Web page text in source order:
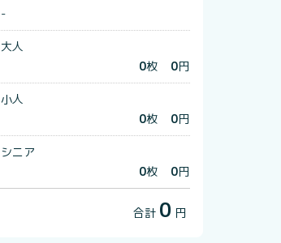
-
大人
0枚 0円
小人
0枚 0円
シニア
0枚 0円
合計 0 円